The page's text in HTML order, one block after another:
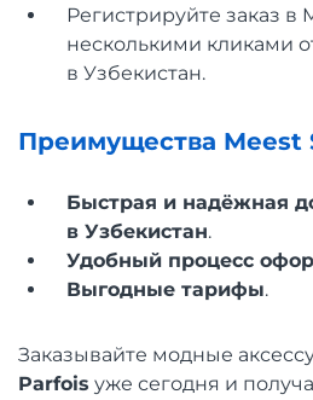
Регистрируйте заказ в
несколькими кликами
в Узбекистан.
Преимущества Meest
Быстрая и надёжная
в Узбекистан.
Удобный процесс
Выгодные тарифы.
Заказывайте модные
Parfois уже сегодня и